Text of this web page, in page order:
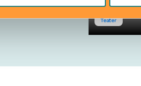
Dockteater
Teater